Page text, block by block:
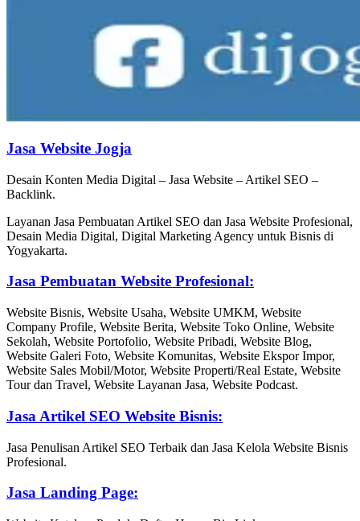
Jasa Website Jogja
Desain Konten Media Digital – Jasa Website – Artikel SEO –
Backlink.
Layanan Jasa Pembuatan Artikel SEO dan Jasa Website Profesional,
Desain Media Digital, Digital Marketing Agency untuk Bisnis di
Yogyakarta.
Jasa Pembuatan Website Profesional:
Website Bisnis, Website Usaha, Website UMKM, Website
Company Profile, Website Berita, Website Toko Online, Website
Sekolah, Website Portofolio, Website Pribadi, Website Blog,
Website Galeri Foto, Website Komunitas, Website Ekspor Impor,
Website Sales Mobil/Motor, Website Properti/Real Estate, Website
Tour dan Travel, Website Layanan Jasa, Website Podcast.
Jasa Artikel SEO Website Bisnis:
Jasa Penulisan Artikel SEO Terbaik dan Jasa Kelola Website Bisnis
Profesional.
Jasa Landing Page: